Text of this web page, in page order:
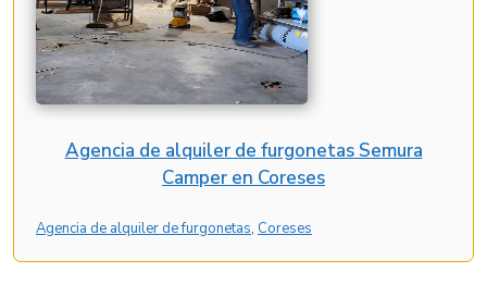
Agencia de alquiler de furgonetas Semura
Camper en Coreses
Agencia de alquiler de furgonetas, Coreses